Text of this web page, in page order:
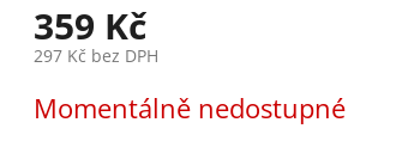
359 Kč
297 Kč bez DPH
cena:
Momentálně nedostupné